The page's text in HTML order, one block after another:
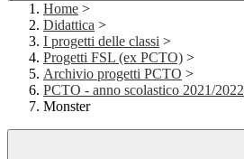
Home >
Didattica >
I progetti delle classi >
Progetti FSL (ex PCTO) >
Archivio progetti PCTO >
PCTO - anno scolastico 2021/2022
Monster